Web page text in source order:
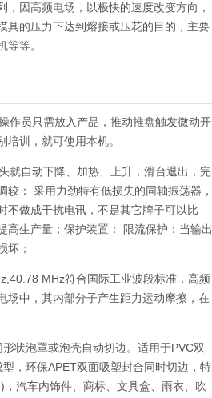
因高频电场，以极快的速度改变方向，
具的压力下达到熔接或压花的目的，主要
等。
员只需放入产品，推动推盘触发微动开
训，就可使用本机。
自动下降、加热、上升，滑台退出，完
： 采用力劲特有低损失的同轴振荡器，
不做成干扰电讯，不是其它牌子可以比
高生产量；保护装置： 限流保护：当输出
坏；
MHz符合国际工业波段标准，高频
场中，其内部分子产生距力运动摩擦，在
状泡罩或泡壳自动切边。适用于PVC双
，环保APET双面吸塑封合同时切边，特
汽车内饰件、商标、文具盒、雨衣、吹